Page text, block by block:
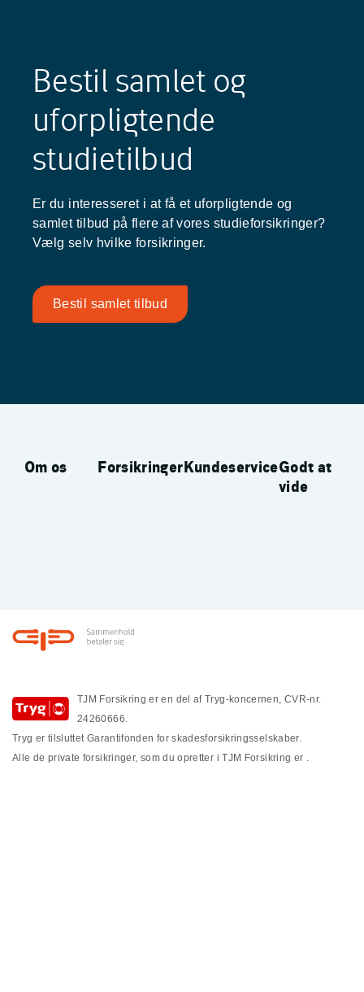
Bestil samlet og
uforpligtende
studietilbud
Er du interesseret i at få et uforpligtende og
samlet tilbud på flere af vores studieforsikringer?
Vælg selv hvilke forsikringer.
Bestil samlet tilbud
Om os ForsikringerKundeserviceGodt at
vide
TJM Forsikring er en del af Tryg-koncernen, CVR-nr.
24260666.
Tryg er tilsluttet Garantifonden for skadesforsikringsselskaber.
Alle de private forsikringer, som du opretter i TJM Forsikring er